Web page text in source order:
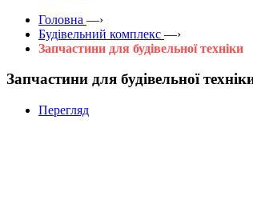
Головна —›
Будівельний комплекс —›
Запчастини для будівельної техніки
Запчастини для будівельної
Перегляд